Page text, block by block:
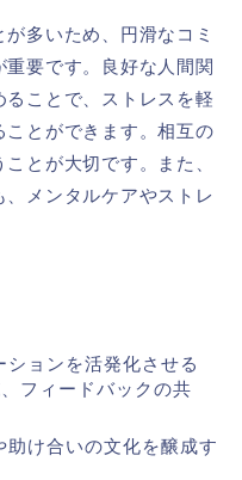
多いため、円滑なコミ
要です。良好な人間関
ことで、ストレスを軽
とができます。相互の
とが大切です。また、
メンタルケアやストレ
ョンを活発化させる
フィードバックの共
け合いの文化を醸成す